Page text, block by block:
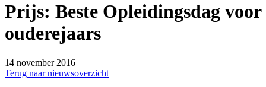
Prijs: Beste Opleidingsdag voor
ouderejaars
14 november 2016
Terug naar nieuwsoverzicht